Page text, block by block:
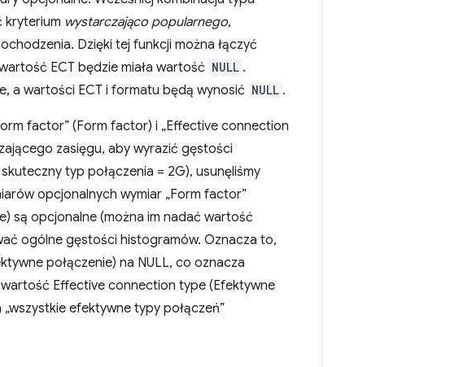
kryterium wystarczająco popularnego,
Dzięki tej funkcji można łączyć
ECT będzie miała wartość NULL .
a wartości ECT i formatu będą wynosić NULL .
factor” (Form factor) i „Effective connection
zasięgu, aby wyrazić gęstości
typ połączenia = 2G), usunęliśmy
opcjonalnych wymiar „Form factor”
są opcjonalne (można im nadać wartość
ogólne gęstości histogramów. Oznacza to,
połączenie) na NULL, co oznacza
Effective connection type (Efektywne
efektywne typy połączeń”